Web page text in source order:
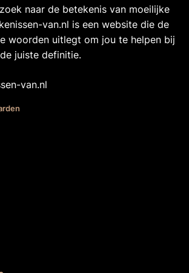
naar de betekenis van moeilijke
van.nl is een website die de
woorden uitlegt om jou te helpen bij
juiste definitie.
van.nl